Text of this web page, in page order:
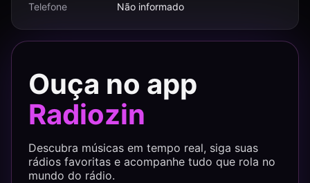
Telefone
Não informado
Ouça no app
Radiozin
Descubra músicas em tempo real, siga suas
rádios favoritas e acompanhe tudo que rola no
mundo do rádio.